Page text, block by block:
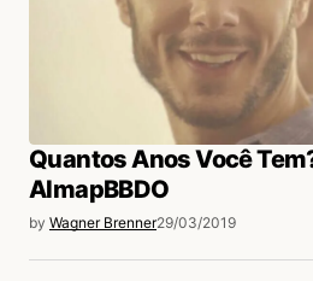
Quantos Anos Você
AlmapBBDO
by Wagner Brenner29/03/2019